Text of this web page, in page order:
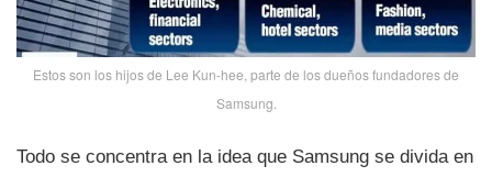
Estos son los hijos de Lee Kun-hee, parte de los dueños fundadores de
Samsung.
Todo se concentra en la idea que Samsung se divida en